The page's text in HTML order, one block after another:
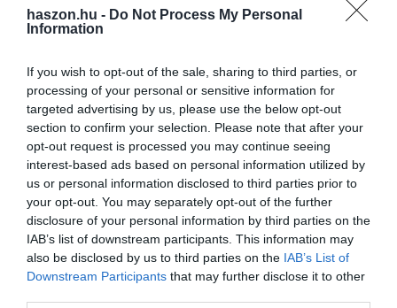
haszon.hu - Do Not Process My Personal
Information
If you wish to opt-out of the sale, sharing to third parties, or
processing of your personal or sensitive information for
targeted advertising by us, please use the below opt-out
section to confirm your selection. Please note that after your
opt-out request is processed you may continue seeing
interest-based ads based on personal information utilized by
us or personal information disclosed to third parties prior to
your opt-out. You may separately opt-out of the further
disclosure of your personal information by third parties on the
IAB’s list of downstream participants. This information may
also be disclosed by us to third parties on the IAB’s List of
Downstream Participants that may further disclose it to other